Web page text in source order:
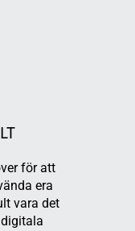
för att
era
vara det